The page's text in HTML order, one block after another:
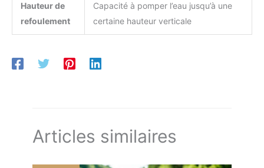
Hauteur de
refoulement
Capacité à pomper l’eau jusqu’à une
certaine hauteur verticale
Articles similaires